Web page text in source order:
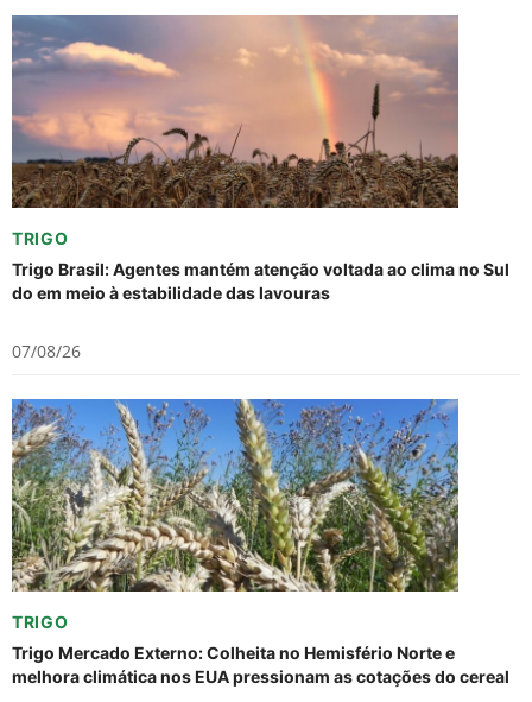
TRIGO
Trigo Brasil: Agentes mantém atenção voltada ao clima no Sul
do em meio à estabilidade das lavouras
07/08/26
TRIGO
Trigo Mercado Externo: Colheita no Hemisfério Norte e
melhora climática nos EUA pressionam as cotações do cereal